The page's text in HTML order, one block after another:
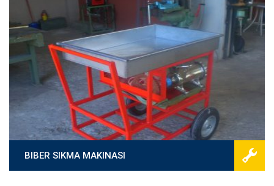
BIBER SIKMA MAKINASI